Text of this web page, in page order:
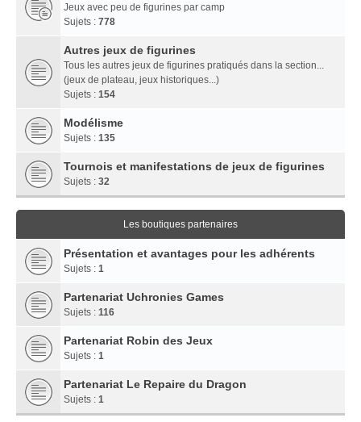
Jeux avec peu de figurines par camp
Sujets : 778
Autres jeux de figurines
Tous les autres jeux de figurines pratiqués dans la section...
(jeux de plateau, jeux historiques...)
Sujets : 154
Modélisme
Sujets : 135
Tournois et manifestations de jeux de figurines
Sujets : 32
Les boutiques partenaires
Présentation et avantages pour les adhérents
Sujets : 1
Partenariat Uchronies Games
Sujets : 116
Partenariat Robin des Jeux
Sujets : 1
Partenariat Le Repaire du Dragon
Sujets : 1